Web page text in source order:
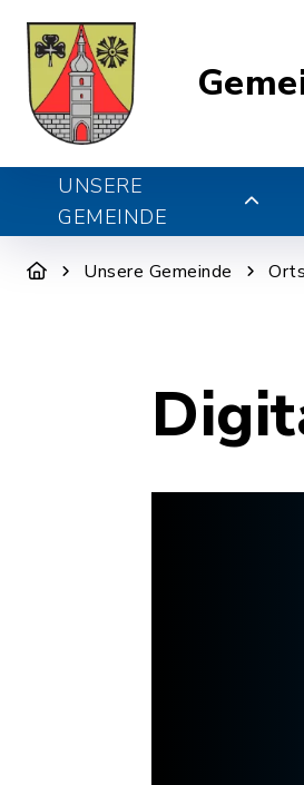
UNSERE
GEMEINDE
Unsere Gemeinde